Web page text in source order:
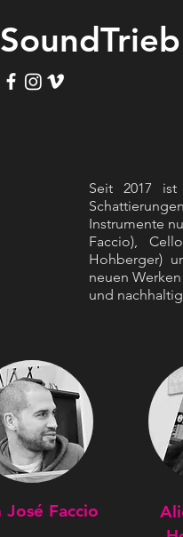
SoundTrieb
Seit 2017 ist
Instrumente
Faccio),
Hohberger)
neuen
und
José Faccio